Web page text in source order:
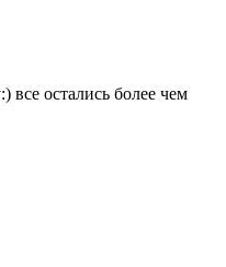
все остались более чем